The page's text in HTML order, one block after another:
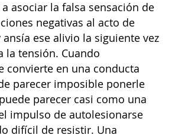
asociar la falsa sensación de
negativas al acto de
ese alivio la siguiente vez
la tensión. Cuando
convierte en una conducta
parecer imposible ponerle
parecer casi como una
impulso de autolesionarse
difícil de resistir. Una